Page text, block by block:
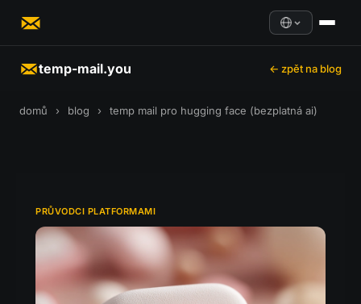
temp-mail.you ← zpět na blog
domů › blog › temp mail pro hugging face (bezplatná ai)
PRŮVODCI PLATFORMAMI